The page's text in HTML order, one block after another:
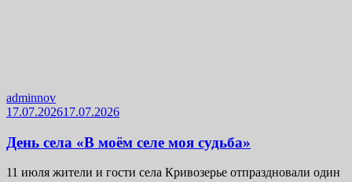
adminnov
17.07.202617.07.2026
День села «В моём селе моя судьба»
11 июля жители и гости села Кривозерье отпраздновали один